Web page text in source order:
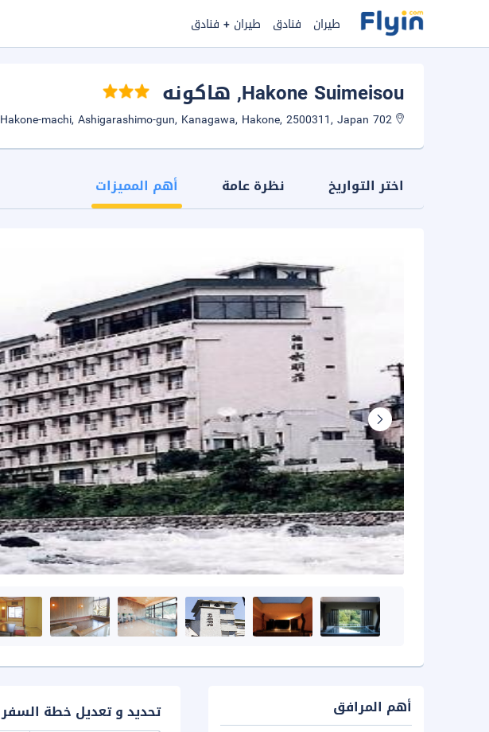
طيران فنادق طيران + فنادق
Hakone Suimeisou, هاكونه
اختر التواريخ نظرة عامة أهم المميزات
تحديد و تعديل خطة السفر
أهم المرافق